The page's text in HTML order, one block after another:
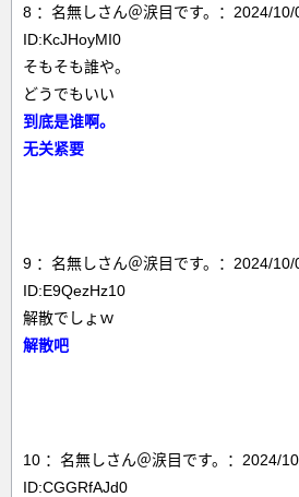
8 ：名無しさん＠涙目です。：2024/
ID:KcJHoyMI0
そもそも誰や。
どうでもいい
到底是谁啊。
无关紧要
9 ：名無しさん＠涙目です。：2024/
ID:E9QezHz10
解散でしょｗ
解散吧
10 ：名無しさん＠涙目です。：2024/
ID:CGGRfAJd0